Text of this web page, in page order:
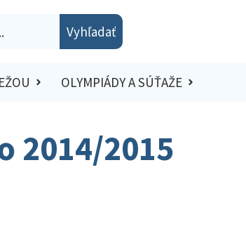
Vyhľadať
OLYMPIÁDY A SÚŤAŽE
2014/2015